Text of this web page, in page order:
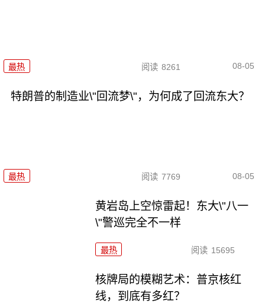
最热 阅读 8261 08-05
特朗普的制造业\"回流梦\"，为何成了回流东大？
最热 阅读 7769 08-05
黄岩岛上空惊雷起！东大\"八一
\"警巡完全不一样
最热 阅读 15695
核牌局的模糊艺术：普京核红
线，到底有多红？